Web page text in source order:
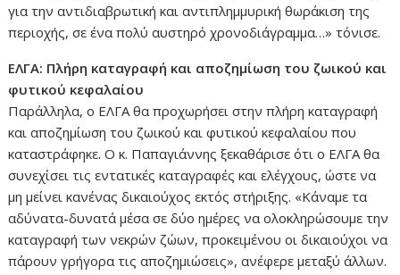
για την αντιδιαβρωτική και αντιπλημμυρική θωράκιση της
περιοχής, σε ένα πολύ αυστηρό χρονοδιάγραμμα…» τόνισε.
ΕΛΓΑ: Πλήρη καταγραφή και αποζημίωση του ζωικού και
φυτικού κεφαλαίου
Παράλληλα, ο ΕΛΓΑ θα προχωρήσει στην πλήρη καταγραφή
και αποζημίωση του ζωικού και φυτικού κεφαλαίου που
καταστράφηκε. Ο κ. Παπαγιάννης ξεκαθάρισε ότι ο ΕΛΓΑ θα
συνεχίσει τις εντατικές καταγραφές και ελέγχους, ώστε να
μη μείνει κανένας δικαιούχος εκτός στήριξης. «Κάναμε τα
αδύνατα-δυνατά μέσα σε δύο ημέρες να ολοκληρώσουμε την
καταγραφή των νεκρών ζώων, προκειμένου οι δικαιούχοι να
πάρουν γρήγορα τις αποζημιώσεις», ανέφερε μεταξύ άλλων.